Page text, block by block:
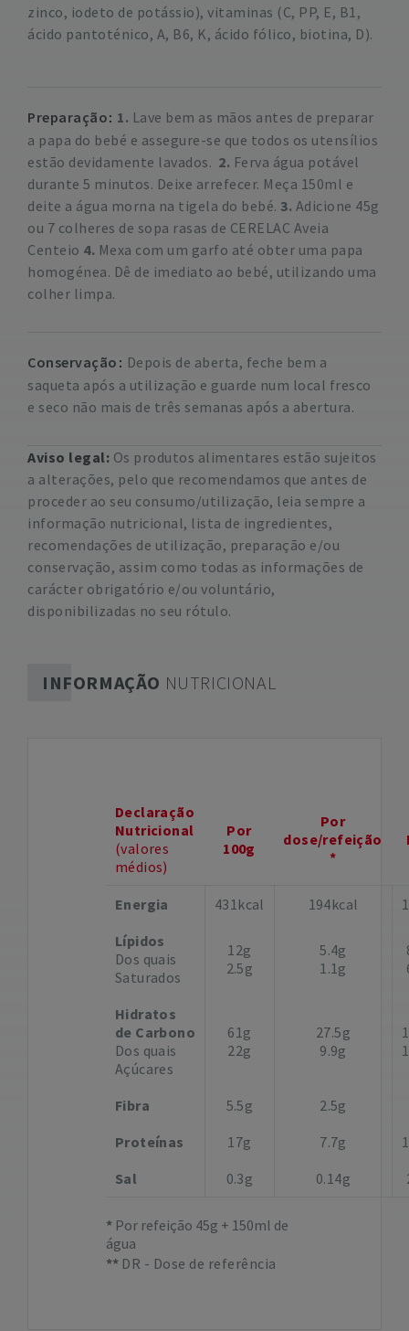
zinco, iodeto de potássio), vitaminas (C, PP, E, B1,
ácido pantoténico, A, B6, K, ácido fólico, biotina, D).
Preparação 1. Lave bem as mãos antes de preparar
a papa do bebé e assegure-se que todos os utensílios
estão devidamente lavados. 2. Ferva água potável
durante 5 minutos. Deixe arrefecer. Meça 150ml e
deite a água morna na tigela do bebé. 3. Adicione 45g
ou 7 colheres de sopa rasas de CERELAC Aveia
Centeio 4. Mexa com um garfo até obter uma papa
homogénea. Dê de imediato ao bebé, utilizando uma
colher limpa.
Conservação
Depois de aberta, feche bem a
saqueta após a utilização e guarde num local fresco
e seco não mais de três semanas após a abertura.
Aviso legal: Os produtos alimentares estão sujeitos
a alterações, pelo que recomendamos que antes de
proceder ao seu consumo/utilização, leia sempre a
informação nutricional, lista de ingredientes,
recomendações de utilização, preparação e/ou
conservação, assim como todas as informações de
carácter obrigatório e/ou voluntário,
disponibilizadas no seu rótulo.
INFORMAÇÃO NUTRICIONAL
Declaração
Nutricional
(valores
médios)
Por
100g
Por
dose/refeição
*
Energia 431kcal 194kcal
Lípidos
Dos quais
Saturados
12g
2.5g
5.4g
1.1g
Hidratos
de Carbono
Dos quais
Açúcares
61g
22g
27.5g
9.9g
Fibra 5.5g
2.5g
Proteínas
17g 7.7g
Sal
0.3g 0.14g
Por refeição 45g + 150ml de
água
DR - Dose de referência